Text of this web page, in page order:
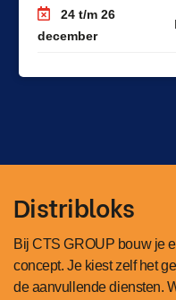
24 t/m 26
december
Distribloks
Bij CTS GROUP bouw je
concept. Je kiest zelf het
de aanvullende diensten.